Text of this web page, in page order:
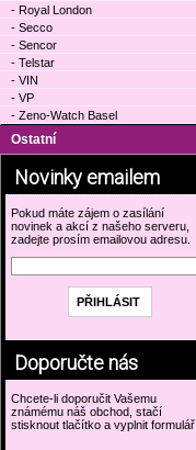
- Royal London
- Secco
- Sencor
- Telstar
- VIN
- VP
- Zeno-Watch Basel
Ostatní
Novinky emailem
Pokud máte zájem o zasílání
novinek a akcí z našeho serveru,
zadejte prosím emailovou adresu.
Doporučte nás
Chcete-li doporučit Vašemu
známému náš obchod, stačí
stisknout tlačítko a vyplnit formulář.